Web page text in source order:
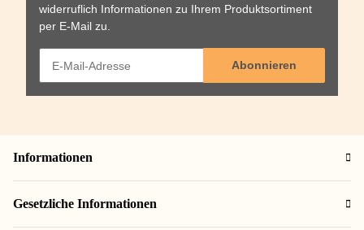
widerruflich Informationen zu Ihrem Produktsortiment
per E-Mail zu.
Abonnieren
Informationen
Gesetzliche Informationen